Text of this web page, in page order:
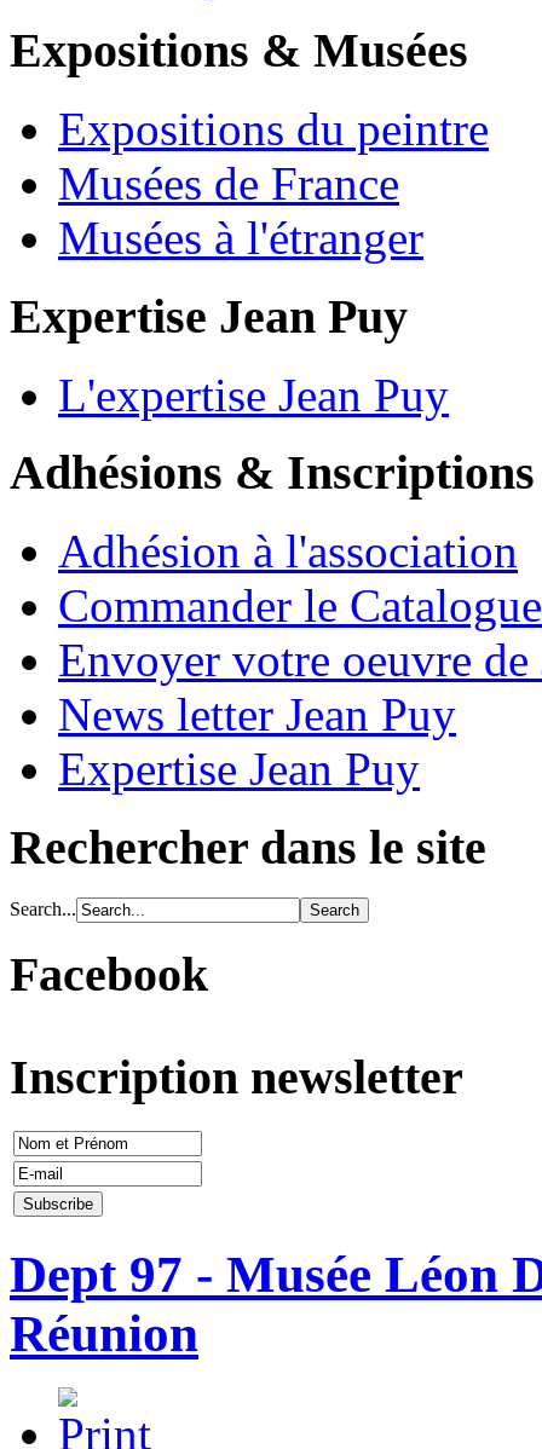
Expositions & Musées
Expositions du peintre
Musées de France
Musées à l'étranger
Expertise Jean Puy
L'expertise Jean Puy
Adhésions & Inscriptions
Adhésion à l'association
Commander le
Envoyer votre oeuvre de
News letter Jean Puy
Expertise Jean Puy
Rechercher dans le site
Search...
Facebook
Inscription newsletter
Dept 97 - Musée Léon
Réunion